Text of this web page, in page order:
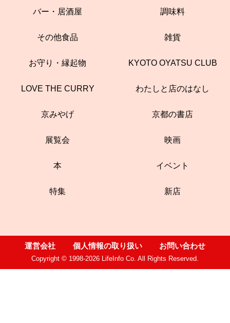
バー・居酒屋 調味料
その他食品 雑貨
お守り・縁起物 KYOTO OYATSU CLUB
LOVE THE CURRY わたしと店のはなし
京みやげ 京都の書店
展覧会 映画
本 イベント
特集 新店
運営会社 個人情報の取り扱い お問い合わせ
Copyright © 1998-2026 LifeInfo Co. All Rights Reserved.